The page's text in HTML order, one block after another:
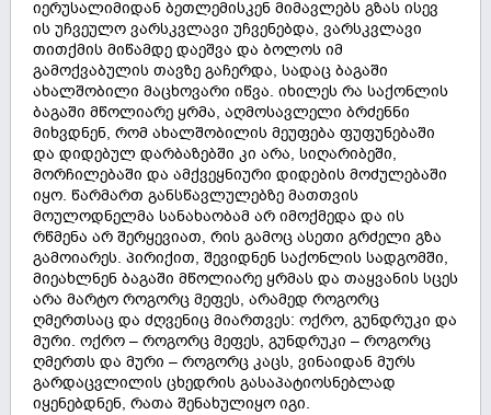
იერუსალიმიდან ბეთლემისკენ მიმავლებს გზას ისევ
ის უჩვეულო ვარსკვლავი უჩვენებდა, ვარსკვლავი
თითქმის მიწამდე დაეშვა და ბოლოს იმ
გამოქვაბულის თავზე გაჩერდა, სადაც ბაგაში
ახალშობილი მაცხოვარი იწვა. იხილეს რა საქონლის
ბაგაში მწოლიარე ყრმა, აღმოსავლელი ბრძენნი
მიხვდნენ, რომ ახალშობილის მეუფება ფუფუნებაში
და დიდებულ დარბაზებში კი არა, სიღარიბეში,
მორჩილებაში და ამქვეყნიური დიდების მოძულებაში
იყო. წარმართ განსწავლულებზე მათთვის
მოულოდნელმა სანახაობამ არ იმოქმედა და ის
რწმენა არ შერყევიათ, რის გამოც ასეთი გრძელი გზა
გამოიარეს. პირიქით, შევიდნენ საქონლის სადგომში,
მიეახლნენ ბაგაში მწოლიარე ყრმას და თაყვანის სცეს
არა მარტო როგორც მეფეს, არამედ როგორც
ღმერთსაც და ძღვენიც მიართვეს: ოქრო, გუნდრუკი და
მური. ოქრო – როგორც მეფეს, გუნდრუკი – როგორც
ღმერთს და მური – როგორც კაცს, ვინაიდან მურს
გარდაცვლილის ცხედრის გასაპატიოსნებლად
იყენებდნენ, რათა შენახულიყო იგი.